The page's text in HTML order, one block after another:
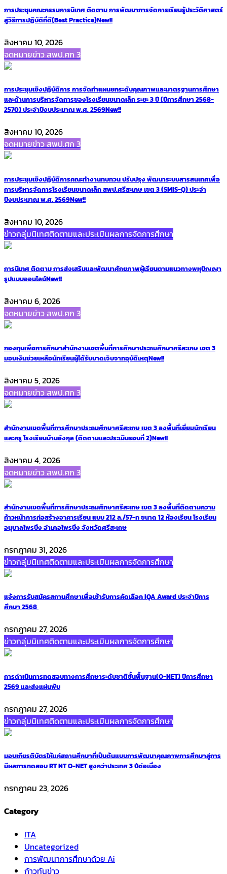
การประชุมคณะกรรมการนิเทศ ติดตาม การพัฒนาการจัดการเรียนรู้ประวัติศาสตร์
สู่วิธีการปฏิบัติที่ดี(Best Practice)New!!
สิงหาคม 10, 2026
จดหมายข่าว สพป.ศก 3
การประชุมเชิงปฏิบัติการ การจัดทำแผนยกระดับคุณภาพและมาตรฐานการศึกษา
และด้านการบริหารจัดการของโรงเรียนขนาดเล็ก ระยะ 3 ปี (ปีการศึกษา 2568-
2570) ประจำปีงบประมาณ พ.ศ. 2569New!!
สิงหาคม 10, 2026
จดหมายข่าว สพป.ศก 3
การประชุมเชิงปฏิบัติการคณะทำงานทบทวน ปรับปรุง พัฒนาระบบสารสนเทศเพื่อ
การบริหารจัดการโรงเรียนขนาดเล็ก สพป.ศรีสะเกษ เขต 3 (SMIS-Q) ประจำ
ปีงบประมาณ พ.ศ. 2569New!!
สิงหาคม 10, 2026
ข่าวกลุ่มนิเทศติดตามและประเมินผลการจัดการศึกษา
การนิเทศ ติดตาม การส่งเสริมและพัฒนาศักยภาพผู้เรียนตามแนวทางพหุปัญญา
รูปแบบออนไลน์New!!
สิงหาคม 6, 2026
จดหมายข่าว สพป.ศก 3
กองทุนเพื่อการศึกษาสำนักงานเขตพื้นที่การศึกษาประถมศึกษาศรีสะเกษ เขต 3
มอบเงินช่วยเหลือนักเรียนผู้ได้รับบาดเจ็บจากอุบัติเหตุNew!!
สิงหาคม 5, 2026
จดหมายข่าว สพป.ศก 3
สำนักงานเขตพื้นที่การศึกษาประถมศึกษาศรีสะเกษ เขต 3 ลงพื้นที่เยี่ยมนักเรียน
และครู โรงเรียนบ้านอังกุล (ติดตามและประเมินรอบที่ 2)New!!
สิงหาคม 4, 2026
จดหมายข่าว สพป.ศก 3
สำนักงานเขตพื้นที่การศึกษาประถมศึกษาศรีสะเกษ เขต 3 ลงพื้นที่ติดตามความ
ก้าวหน้าการก่อสร้างอาคารเรียน แบบ 212 ล./57-ก ขนาด 12 ห้องเรียน โรงเรียน
อนุบาลไพรบึง อำเภอไพรบึง จังหวัดศรีสะเกษ
กรกฎาคม 31, 2026
ข่าวกลุ่มนิเทศติดตามและประเมินผลการจัดการศึกษา
แจ้งการรับสมัครสถานศึกษาเพื่อเข้ารับการคัดเลือก IQA Award ประจำปีการ
ศึกษา 2568
กรกฎาคม 27, 2026
ข่าวกลุ่มนิเทศติดตามและประเมินผลการจัดการศึกษา
การดำเนินการทดสอบทางการศึกษาระดับชาติขั้นพื้นฐาน(O-NET) ปีการศึกษา
2569 และส่งแผ่นพับ
กรกฎาคม 27, 2026
ข่าวกลุ่มนิเทศติดตามและประเมินผลการจัดการศึกษา
มอบเกียรติบัตรให้แก่สถานศึกษาที่เป็นต้นแบบการพัฒนาคุณภาพการศึกษาสู่การ
มีผลการทดสอบ RT NT O-NET สูงกว่าประเทศ 3 ปีต่อเนื่อง
กรกฎาคม 23, 2026
Category
ITA
Uncategorized
การพัฒนาการศึกษาด้วย Ai
ก้าวทันข่าว